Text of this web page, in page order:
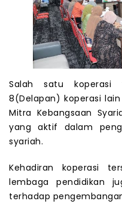
Salah satu
8(Delapan) koperasi
Mitra Kebangsaan
yang aktif dalam
syariah.
Kehadiran koperasi
lembaga pendidikan
terhadap